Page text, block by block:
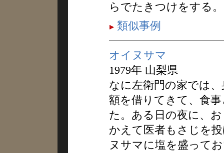
らでたきつけをする。
類似事例
オイヌサマ
1979年 山梨県
なに左衛門の家では
額を借りてきて、食
た。ある日の夜に、
かえて医者もさじを
ヌサマに塩を盛って